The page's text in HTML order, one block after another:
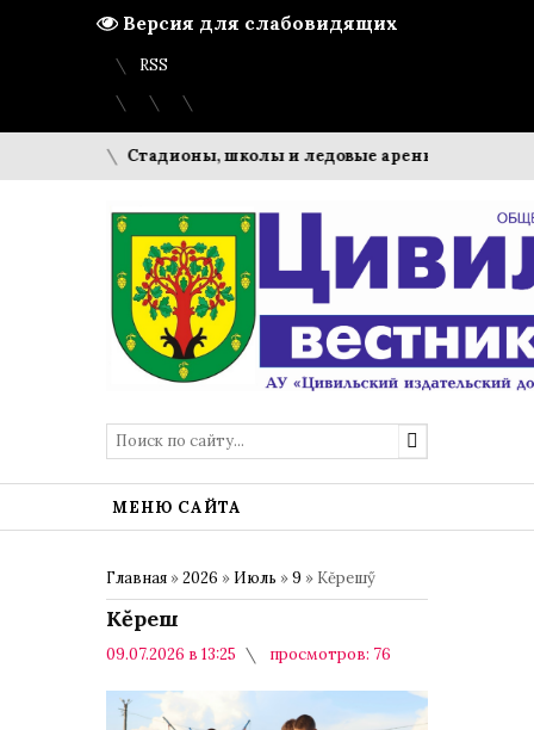
Версия для слабовидящих
Вход Регистрация
Карта сайта
RSS
Стадионы, школы и ледовые арены: что строит
МЕНЮ САЙТА
Главная »2026 » Июль »9 » Кĕрешӳ
Кĕрешӳ
09.07.2026 в 13:25
просмотров: 76